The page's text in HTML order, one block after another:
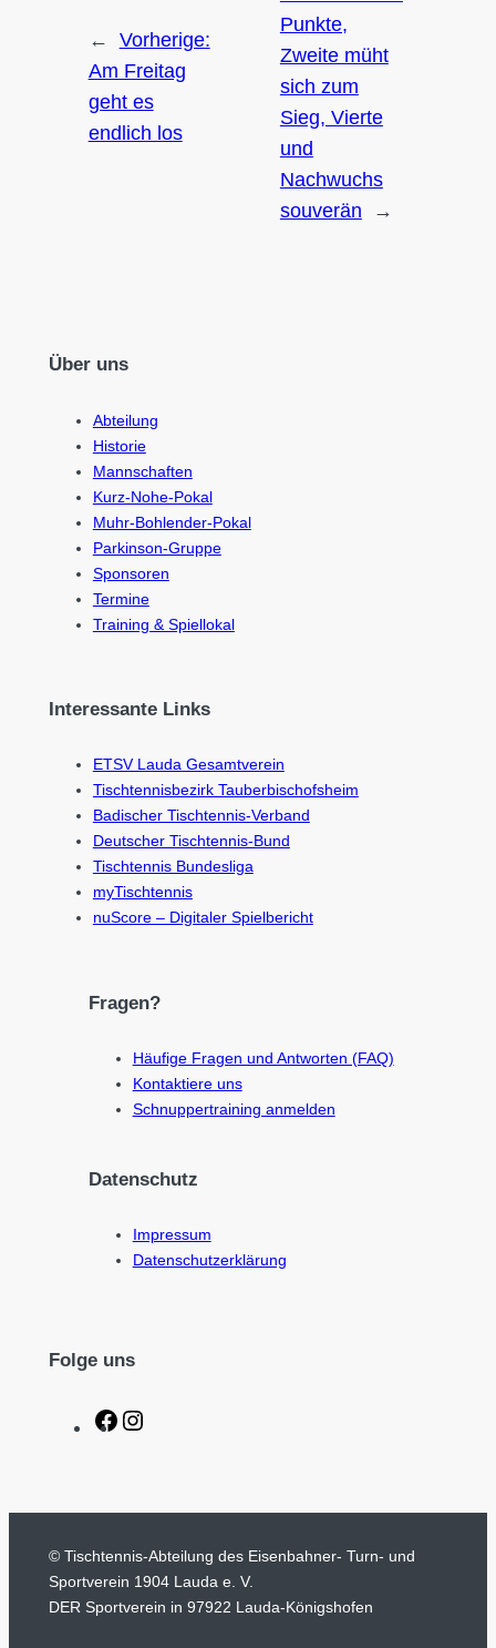
←
Vorherige:
Am Freitag
geht es
endlich los
Punkte,
Zweite müht
sich zum
Sieg, Vierte
und
Nachwuchs
souverän
→
Über uns
Abteilung
Historie
Mannschaften
Kurz-Nohe-Pokal
Muhr-Bohlender-Pokal
Parkinson-Gruppe
Sponsoren
Termine
Training & Spiellokal
Interessante Links
ETSV Lauda Gesamtverein
Tischtennisbezirk Tauberbischofsheim
Badischer Tischtennis-Verband
Deutscher Tischtennis-Bund
Tischtennis Bundesliga
myTischtennis
nuScore – Digitaler Spielbericht
Fragen?
Häufige Fragen und Antworten (FAQ)
Kontaktiere uns
Schnuppertraining anmelden
Datenschutz
Impressum
Datenschutzerklärung
Folge uns
F
e
o
o
t
a
g
r
© Tischtennis-Abteilung des Eisenbahner- Turn- und
Sportverein 1904 Lauda e. V.
DER Sportverein in 97922 Lauda-Königshofen